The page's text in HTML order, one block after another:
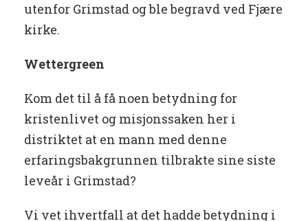
utenfor Grimstad og ble begravd ved Fjære
kirke.
Wettergreen
Kom det til å få noen betydning for
kristenlivet og misjonssaken her i
distriktet at en mann med denne
erfaringsbakgrunnen tilbrakte sine siste
leveår i Grimstad?
Vi vet ihvertfall at det hadde betydning i